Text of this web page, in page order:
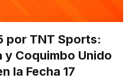
por TNT Sports:
Coquimbo Unido
la Fecha 17